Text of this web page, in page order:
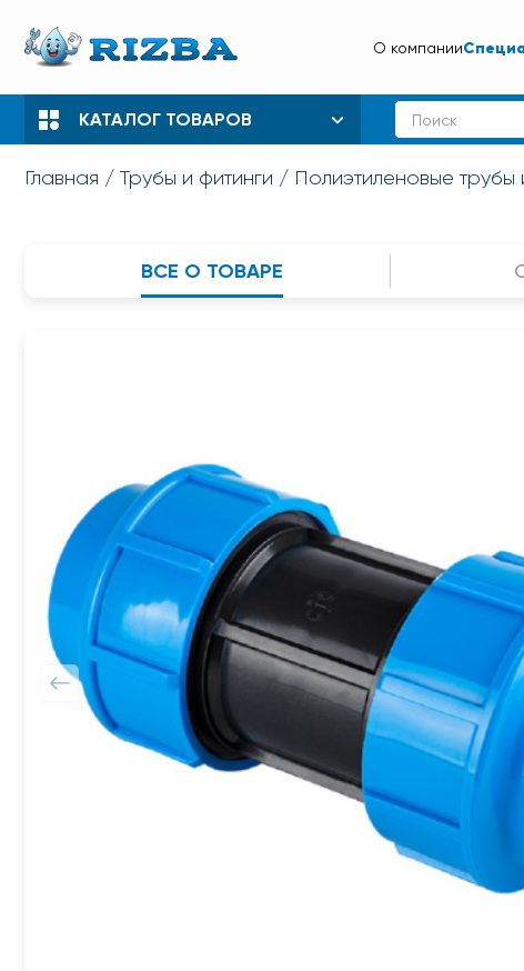
О компании
КАТАЛОГ ТОВАРОВ
Главная Трубы и фитинги Полиэтиленовые трубы
ВСЕ О ТОВАРЕ